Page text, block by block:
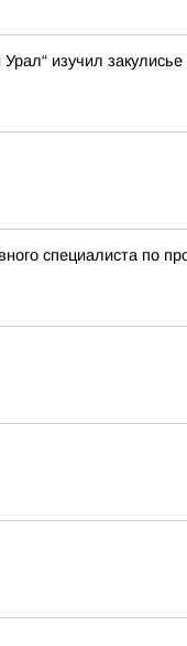
изучил закулисье
специалиста по